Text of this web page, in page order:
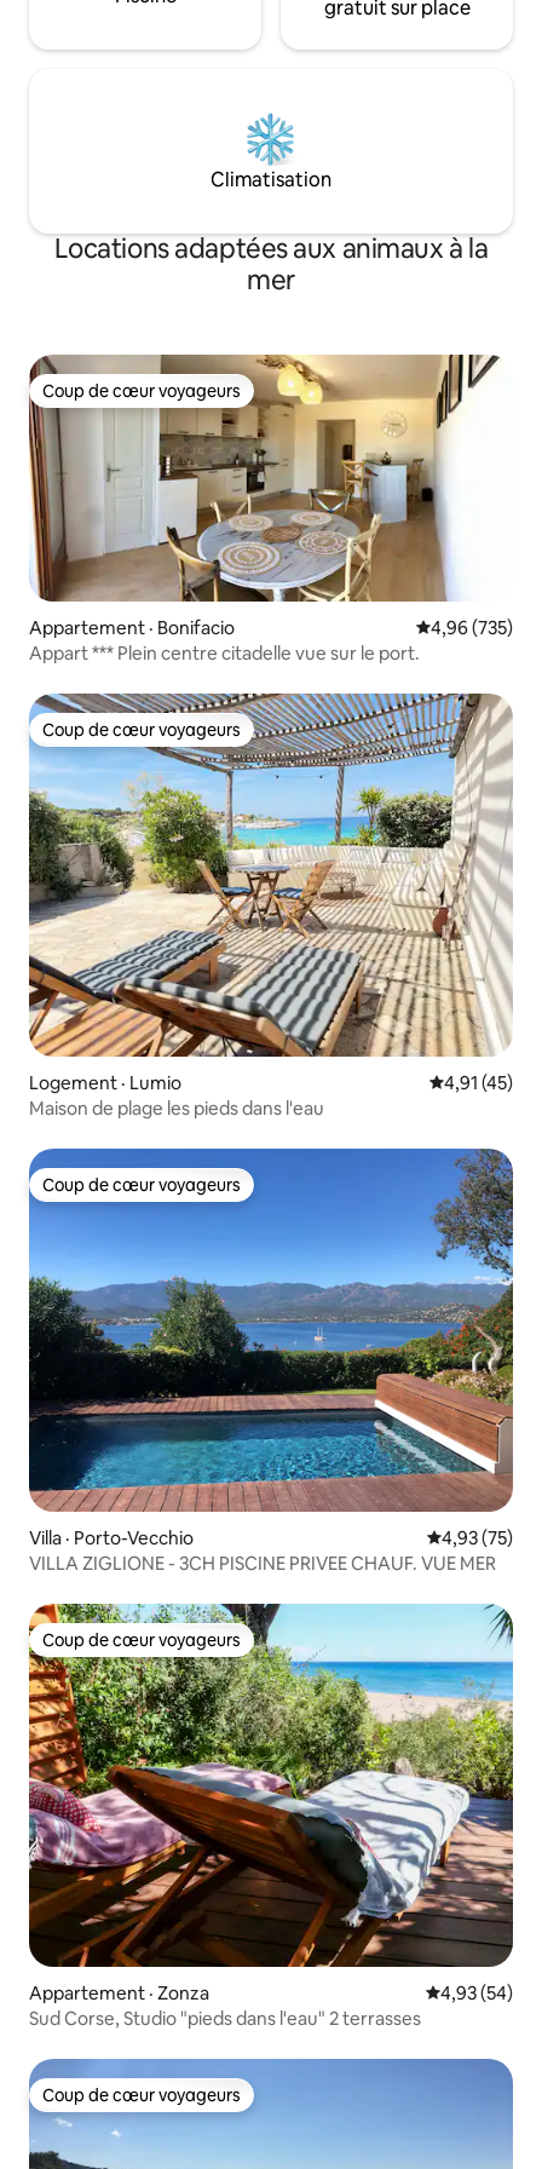
gratuit sur place
Climatisation
Locations adaptées aux animaux à la
mer
Coup de cœur voyageurs
Coup de cœur voyageurs
Appartement · Bonifacio Note
4,96 (735)
Appart *** Plein centre citadelle vue sur le port.
Coup de cœur voyageurs
Coup de cœur voyageurs
Logement · Lumio Note
4,91 (45)
Maison de plage les pieds dans l'eau
Coup de cœur voyageurs
Coup de cœur voyageurs
Villa · Porto-Vecchio Note
4,93 (75)
VILLA ZIGLIONE - 3CH PISCINE PRIVEE CHAUF. VUE MER
Coup de cœur voyageurs
Coup de cœur voyageurs
Appartement · Zonza Note
4,93 (54)
Sud Corse, Studio "pieds dans l'eau" 2 terrasses
Coup de cœur voyageurs
Coup de cœur voyageurs